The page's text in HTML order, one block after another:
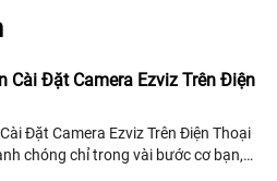
Cài Đặt Camera Ezviz Trên Điện
Đặt Camera Ezviz Trên Điện Thoại
chóng chỉ trong vài bước cơ bạn,